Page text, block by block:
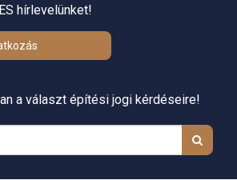
hírlevelünket!
a választ építési jogi kérdéseire!